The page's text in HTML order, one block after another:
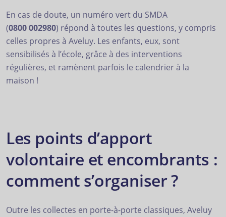
En cas de doute, un numéro vert du SMDA
(0800 002980) répond à toutes les questions, y compris
celles propres à Aveluy. Les enfants, eux, sont
sensibilisés à l’école, grâce à des interventions
régulières, et ramènent parfois le calendrier à la
maison !
Les points d’apport
volontaire et encombrants :
comment s’organiser ?
Outre les collectes en porte-à-porte classiques, Aveluy